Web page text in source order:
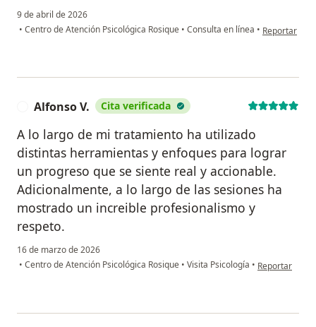
9 de abril de 2026
• Centro de Atención Psicológica Rosique • Consulta en línea • en opinión
Reportar
Alfonso V. Cita verificada
A lo largo de mi tratamiento ha utilizado
distintas herramientas y enfoques para lograr
un progreso que se siente real y accionable.
Adicionalmente, a lo largo de las sesiones ha
mostrado un increible profesionalismo y
respeto.
16 de marzo de 2026
• Centro de Atención Psicológica Rosique • Visita Psicología • en opinión del
Reportar